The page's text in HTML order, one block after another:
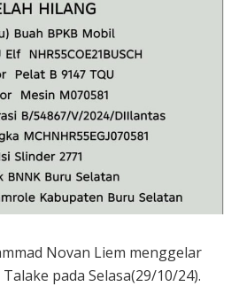
Novan Liem menggelar
pada Selasa(29/10/24).